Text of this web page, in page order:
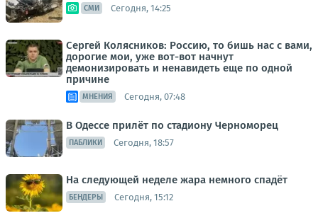
СМИ Сегодня, 14:25
Сергей Колясников: Россию, то бишь нас с вами,
дорогие мои, уже вот-вот начнут
демонизировать и ненавидеть еще по одной
причине
МНЕНИЯ Сегодня, 07:48
В Одессе прилёт по стадиону Черноморец
ПАБЛИКИ Сегодня, 18:57
На следующей неделе жара немного спадёт
БЕНДЕРЫ Сегодня, 15:12